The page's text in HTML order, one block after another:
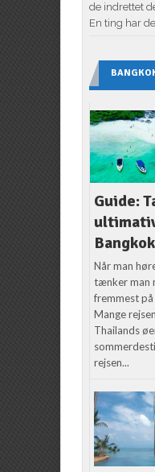
de indrettet
En ting har
Guide:
Bangkok
Når man
tænker man
fremmest
Mange
Thailands
rejsen...